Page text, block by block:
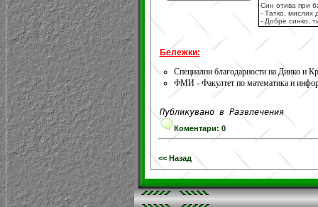
Син отива при
- Татко, мислих
- Добре синко,
Бележки:
Специални благодарности на Динко и
ФМИ - Факултет по математика и
Публикувано в Развлечения
Коментари: 0
<< Назад